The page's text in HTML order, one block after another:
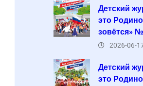
Детский
это
зовётся»
2026-06-
Детский
это